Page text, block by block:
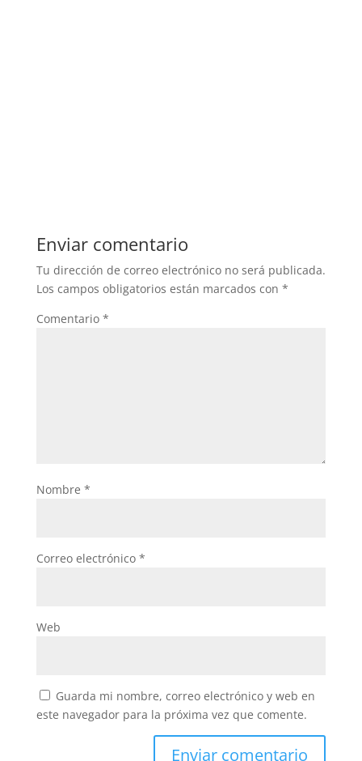
Enviar comentario
Tu dirección de correo electrónico no será publicada.
Los campos obligatorios están marcados con *
Comentario *
Nombre *
Correo electrónico *
Web
Guarda mi nombre, correo electrónico y web en
este navegador para la próxima vez que comente.